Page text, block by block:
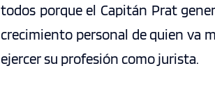
todos porque el Capitán Prat
crecimiento personal de quien va
ejercer su profesión como jurista.